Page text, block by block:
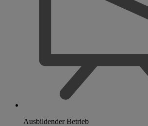
Ausbildender Betrieb